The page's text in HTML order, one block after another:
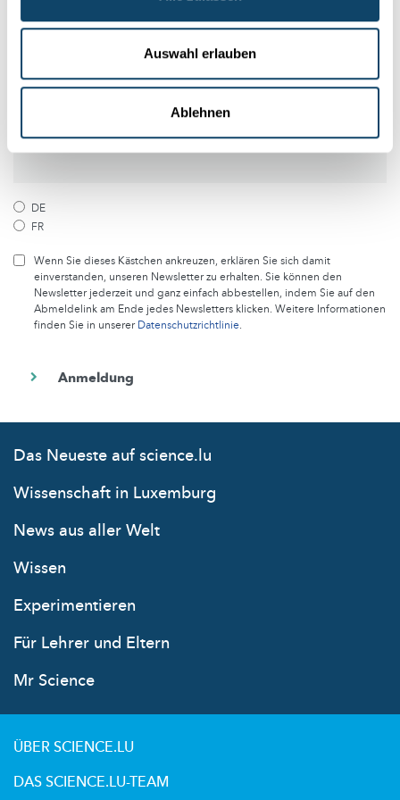
Auswahl erlauben
Ablehnen
und Forschung in Luxemburg
erhalte jeden Monat die besten Artikel von science.lu
Abonniere unseren Newsletter
DE
FR
Wenn Sie dieses Kästchen ankreuzen, erklären Sie sich damit
einverstanden, unseren Newsletter zu erhalten. Sie können den
Newsletter jederzeit und ganz einfach abbestellen, indem Sie auf den
Abmeldelink am Ende jedes Newsletters klicken. Weitere Informationen
finden Sie in unsererDatenschutzrichtlinie.
Das Neueste auf science.lu
Wissenschaft in Luxemburg
News aus aller Welt
Wissen
Experimentieren
Für Lehrer und Eltern
Mr Science
ÜBER SCIENCE.LU
DAS SCIENCE.LU-TEAM